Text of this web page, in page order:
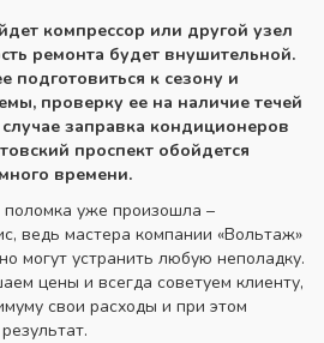
компрессор или другой узел
ремонта будет внушительной.
подготовиться к сезону и
проверку ее на наличие течей
заправка кондиционеров
проспект обойдется
времени.
уже произошла –
ведь мастера компании «Вольтаж»
могут устранить любую неполадку.
цены и всегда советуем клиенту,
свои расходы и при этом